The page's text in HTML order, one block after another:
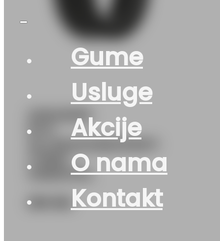
Gume
Usluge
Akcije
O nama
Kontakt
225/45R19
M+S
ALLSEASONEXPERT-
UNIROYAL
359